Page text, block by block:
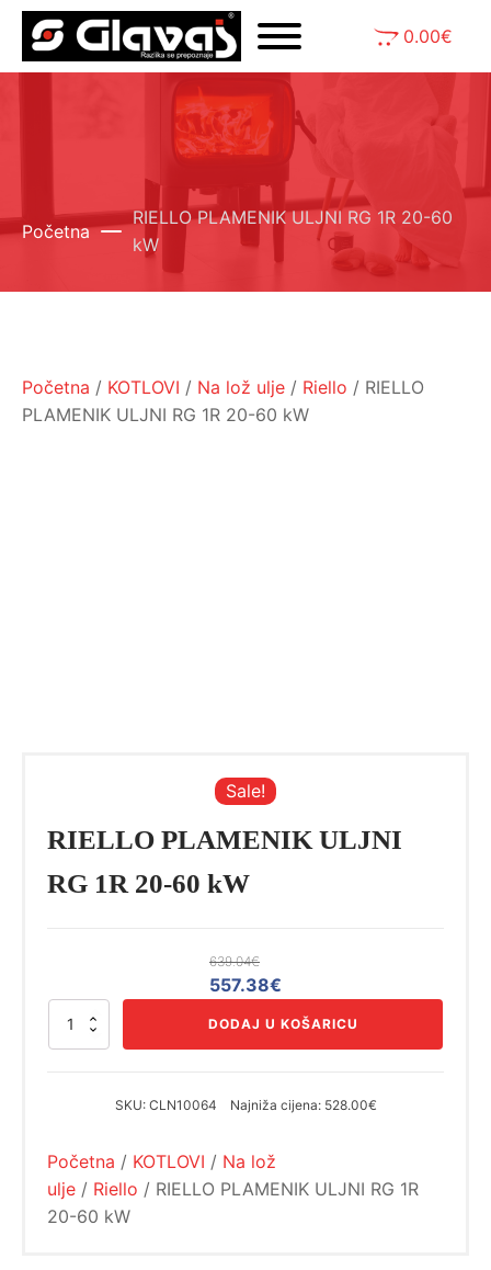
0.00€
Početna
RIELLO PLAMENIK ULJNI RG 1R 20-60
kW
Početna / KOTLOVI / Na lož ulje / Riello / RIELLO
PLAMENIK ULJNI RG 1R 20-60 kW
Sale!
RIELLO PLAMENIK ULJNI
RG 1R 20-60 kW
639.04€
Izvorna
557.38€
cijena
RIELLO
kW
količina
DODAJ U KOŠARICU
SKU: CLN10064 Najniža cijena: 528.00€
Početna / KOTLOVI / Na lož
ulje / Riello / RIELLO PLAMENIK ULJNI RG 1R
20-60 kW